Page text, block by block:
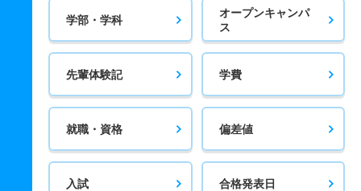
学部・学科
オープンキャンパ
ス
先輩体験記 学費
就職・資格 偏差値
入試 合格発表日